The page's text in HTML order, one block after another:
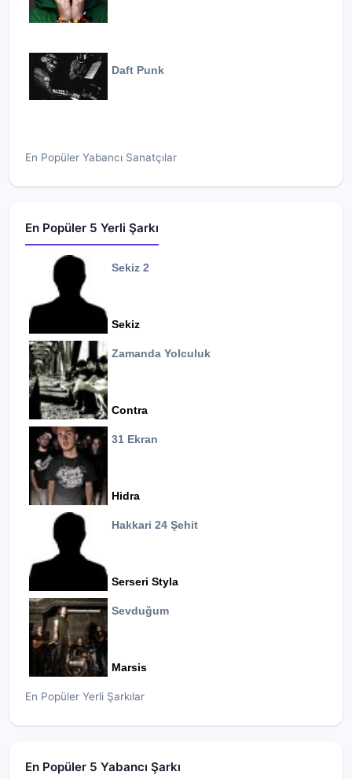
Daft Punk
En Popüler Yabancı Sanatçılar
En Popüler 5 Yerli Şarkı
Sekiz 2
Sekiz
Zamanda Yolculuk
Contra
31 Ekran
Hidra
Hakkari 24 Şehit
Serseri Styla
Sevduğum
Marsis
En Popüler Yerli Şarkılar
En Popüler 5 Yabancı Şarkı